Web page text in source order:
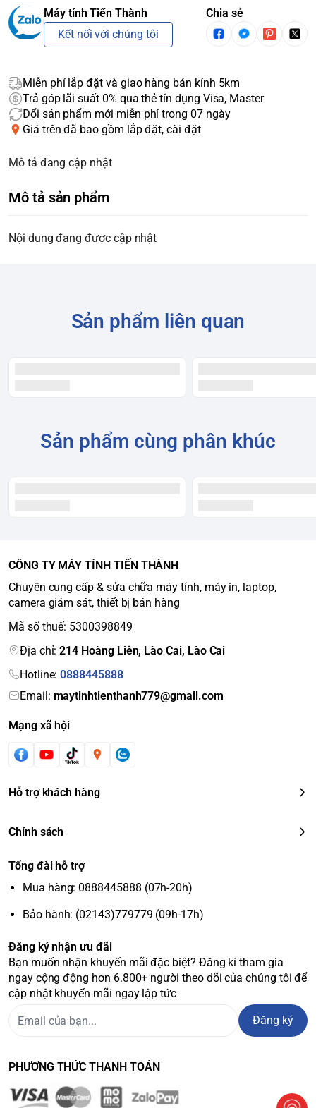
Máy tính Tiến Thành
Kết nối với chúng tôi
Chia sẻ
Miễn phí lắp đặt và giao hàng bán kính 5km
Trả góp lãi suất 0% qua thẻ tín dụng Visa, Master
Đổi sản phẩm mới miễn phí trong 07 ngày
Giá trên đã bao gồm lắp đặt, cài đặt
Mô tả đang cập nhật
Mô tả sản phẩm
Nội dung đang được cập nhật
Sản phẩm liên quan
Sản phẩm cùng phân khúc
CÔNG TY MÁY TÍNH TIẾN THÀNH
Chuyên cung cấp & sửa chữa máy tính, máy in, laptop,
camera giám sát, thiết bị bán hàng
Mã số thuế: 5300398849
Địa chỉ:214 Hoàng Liên, Lào Cai, Lào Cai
Hotline:0888445888
Email: maytinhtienthanh779@gmail.com
Mạng xã hội
Hỗ trợ khách hàng
Chính sách
Tổng đài hỗ trợ
Mua hàng: 0888445888 (07h-20h)
Bảo hành: (02143)779779 (09h-17h)
Đăng ký nhận ưu đãi
Bạn muốn nhận khuyến mãi đặc biệt? Đăng kí tham gia
ngay cộng động hơn 6.800+ người theo dõi của chúng tôi để
cập nhật khuyến mãi ngay lập tức
Đăng ký
PHƯƠNG THỨC THANH TOÁN